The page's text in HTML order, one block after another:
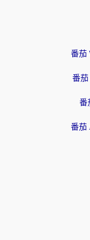
番茄
番茄
番
番茄